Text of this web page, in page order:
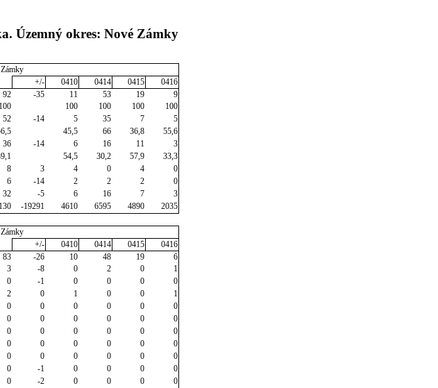
Územný okres: Nové Zámky
+/-
0410 0414 0415
0416
92 -35 11 53 19
9
100 100 100 100
100
52 -14 5 35 7
5
45,5 66 36,8
55,6
36 -14 6 16 11
3
54,5 30,2 57,9
33,3
8 3 4 0 4
0
6 -14 2 2 2
0
32 -5 6 16 7
3
-19291 4610 6595 4890
2035
+/-
0410 0414 0415
0416
83 -26 10 48 19
6
3 -8 0 2 0
1
0 -1 0 0 0
0
2 0 1 0 0
1
0 0 0 0 0
0
0 0 0 0 0
0
0 0 0 0 0
0
0 0 0 0 0
0
0 0 0 0 0
0
0 -1 0 0 0
0
0 -2 0 0 0
0